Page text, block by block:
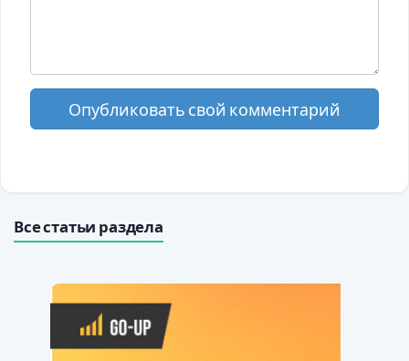
Опубликовать свой комментарий
Все статьи раздела